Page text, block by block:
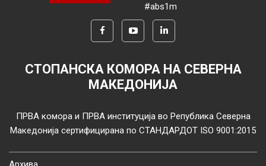
#abs1m
СТОПАНСКА КОМОРА НА СЕВЕРНА
МАКЕДОНИЈА
ПРВА комора и ПРВА институција во Република Северна
Македонија сертифицирана по СТАНДАРДОТ ISO 9001:2015